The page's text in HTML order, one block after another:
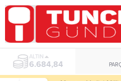
ALTIN
6.684,84